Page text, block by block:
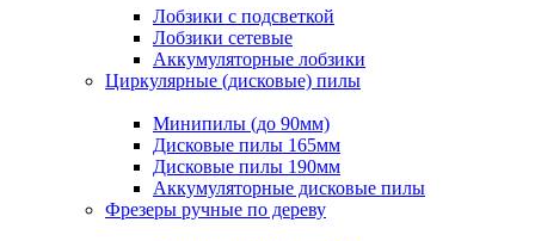
Лобзики с подсветкой
Лобзики сетевые
Аккумуляторные лобзики
Циркулярные (дисковые) пилы
Минипилы (до 90мм)
Дисковые пилы 165мм
Дисковые пилы 190мм
Аккумуляторные дисковые пилы
Фрезеры ручные по дереву